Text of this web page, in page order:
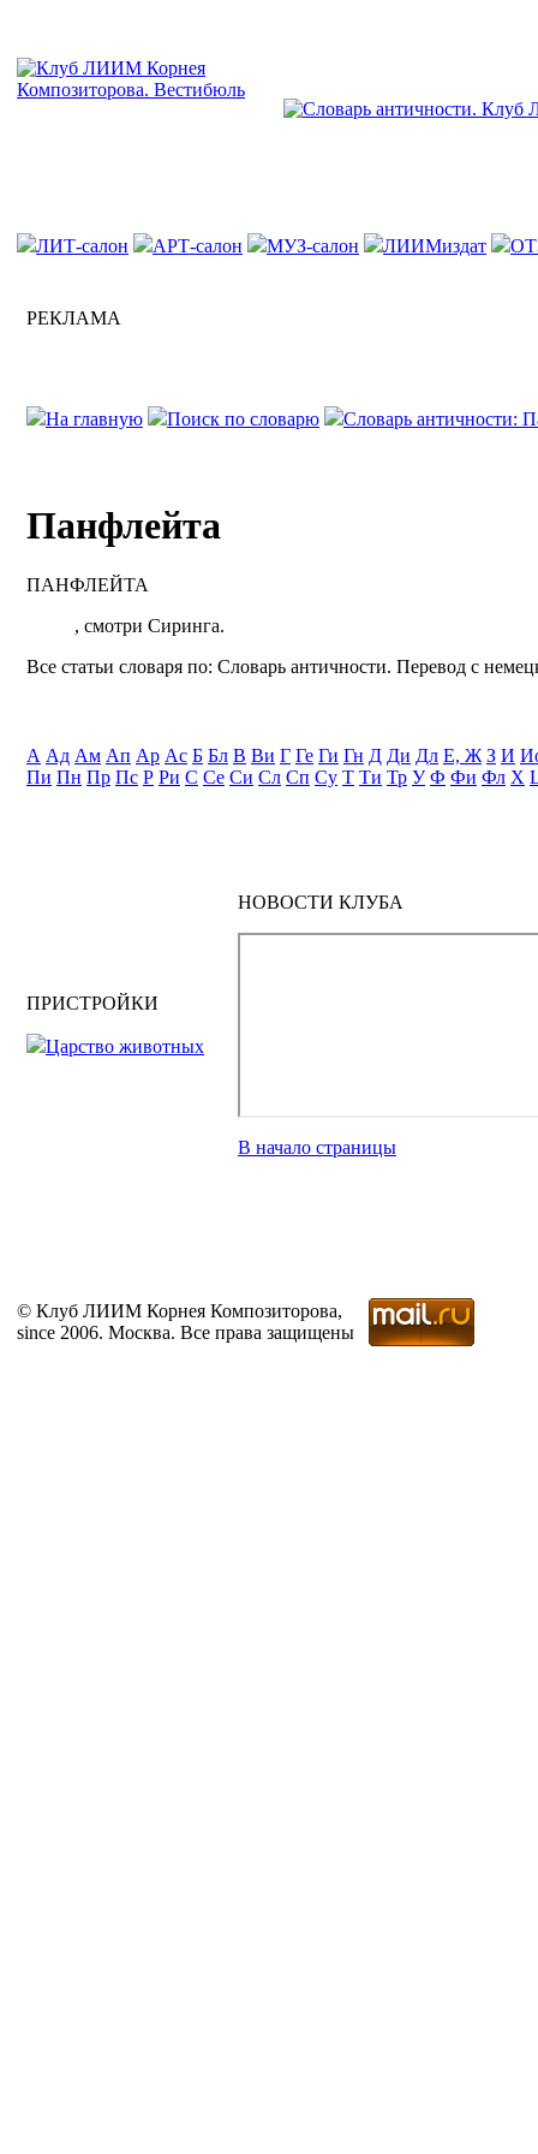
ЛИТ-салон АРТ-салон МУЗ-салон ЛИИМиздат
РЕКЛАМА
На главную Поиск по словарю Словарь античности:
Панфлейта
ПАНФЛЕЙТА
, смотри Сиринга.
Все статьи словаря по: Словарь античности. Перевод с
А Ад Ам Ап Ар Ас Б Бл В Ви Г Ге Ги Гн Д Ди Дл Е, Ж З И
Пи Пн Пр Пс Р Ри С Се Си Сл Сп Су Т Ти Тр У Ф Фи Фл Х
ПРИСТРОЙКИ
Царство животных
НОВОСТИ КЛУБА
В начало страницы
© Клуб ЛИИМ Корнея Композиторова,
since 2006. Москва. Все права защищены